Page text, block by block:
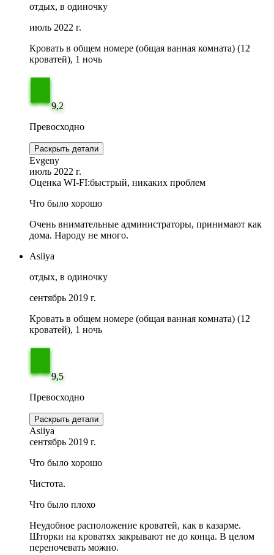
отдых, в одиночку
июль 2022 г.
Кровать в общем номере (общая ванная комната) (12
кроватей), 1 ночь
9,2
Превосходно
Раскрыть детали
Evgeny
июль 2022 г.
Оценка WI-FI:быстрый, никаких проблем
Что было хорошо
Очень внимательные администраторы, принимают как
дома. Народу не много.
Asiiya
отдых, в одиночку
сентябрь 2019 г.
Кровать в общем номере (общая ванная комната) (12
кроватей), 1 ночь
9,5
Превосходно
Раскрыть детали
Asiiya
сентябрь 2019 г.
Что было хорошо
Чистота.
Что было плохо
Неудобное расположение кроватей, как в казарме.
Шторки на кроватях закрывают не до конца. В целом
переночевать можно.